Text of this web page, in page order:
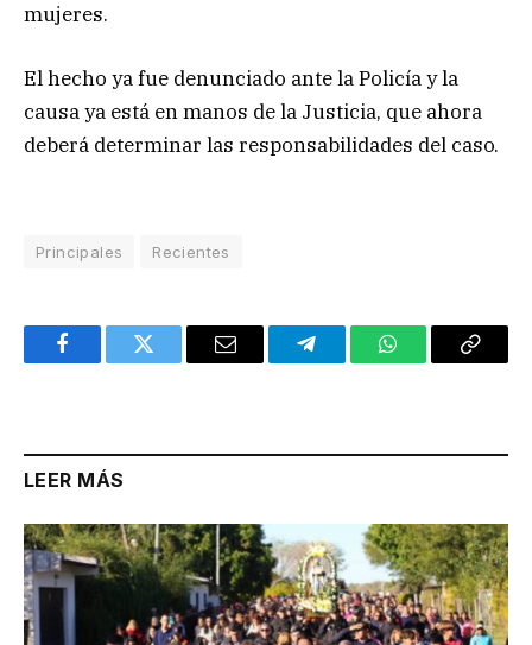
mujeres.
El hecho ya fue denunciado ante la Policía y la
causa ya está en manos de la Justicia, que ahora
deberá determinar las responsabilidades del caso.
Principales Recientes
FacebookTwitter Email TelegramWhatsAppCopy
LEER MÁS